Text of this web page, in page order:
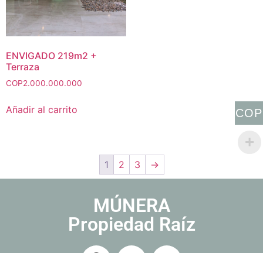
ENVIGADO 219m2 +
Terraza
COP2.000.000.000
Añadir al carrito
1 2 3 →
MÚNERA
Propiedad Raíz
COP